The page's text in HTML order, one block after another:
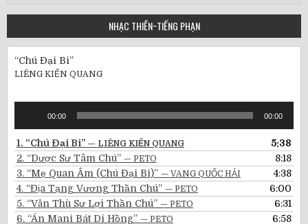
Gần
NHẠC THIỀN~TIẾNG PHẠN
“Chú Đại Bi”
LIÊNG KIẾN QUANG
00:00 00:00
1. “Chú Đại Bi” — LIÊNG KIẾN QUANG
5:38
2. “Dược Sư Tâm Chú” — PETO
8:18
3. “Mẹ Quan Âm (Chú Đại Bi)” — VANG QUỐC HẢI
4:38
4. “Địa Tạng Vương Thần Chú” — PETO
6:00
5. “Văn Thù Sư Lợi Thần Chú” — PETO
6:31
6. “Án Mani Bát Di Hồng” — PETO 6:58